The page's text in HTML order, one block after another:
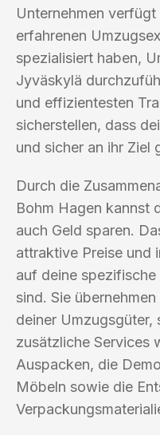
Unternehmen
erfahrenen
spezialisiert haben,
Jyväskylä
und effizientesten
sicherstellen, dass
und sicher an ihr Ziel
Durch die
Bohm Hagen kannst
auch Geld sparen.
attraktive Preise und
auf deine
sind. Sie
deiner Umzugsgüter,
zusätzliche Services
Auspacken, die
Möbeln sowie die